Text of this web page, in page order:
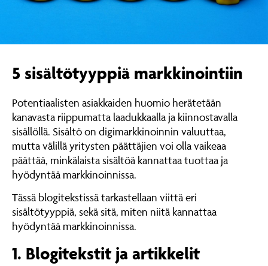
5 sisältötyyppiä markkinointiin
Potentiaalisten asiakkaiden huomio herätetään
kanavasta riippumatta laadukkaalla ja kiinnostavalla
sisällöllä. Sisältö on digimarkkinoinnin valuuttaa,
mutta välillä yritysten päättäjien voi olla vaikeaa
päättää, minkälaista sisältöä kannattaa tuottaa ja
hyödyntää markkinoinnissa.
Tässä blogitekstissä tarkastellaan viittä eri
sisältötyyppiä, sekä sitä, miten niitä kannattaa
hyödyntää markkinoinnissa.
1. Blogitekstit ja artikkelit